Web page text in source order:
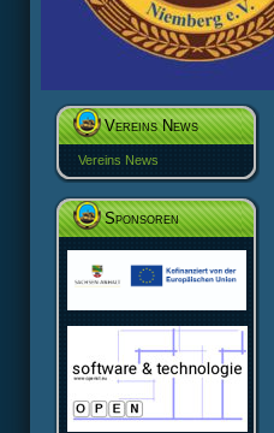
Vereins News
Vereins News
Sponsoren